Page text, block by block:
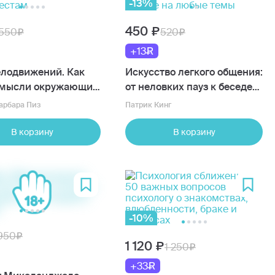
Как
мысли окружающих
Пиз
В корзину
-13%
450
520
+13
Искусство легкого общения:
от неловких пауз к беседе
на любые темы
Патрик Кинг
В корзину
-10%
1 120
1 250
+33